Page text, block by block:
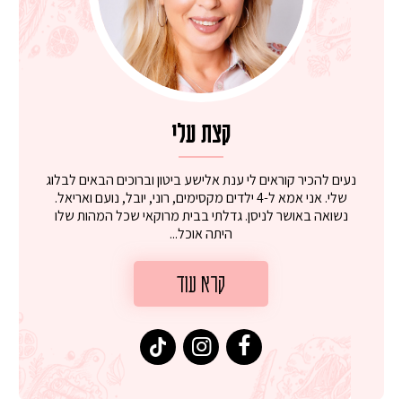
קצת עלי
נעים להכיר קוראים לי ענת אלישע ביטון וברוכים הבאים לבלוג
שלי. אני אמא ל-4 ילדים מקסימים, רוני, יובל, נועם ואריאל.
נשואה באושר לניסן. גדלתי בבית מרוקאי שכל המהות שלו
היתה אוכל...
קרא עוד